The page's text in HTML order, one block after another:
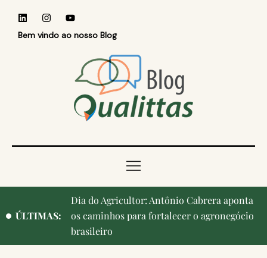
Bem vindo ao nosso Blog
ÚLTIMAS:
Dia do Agricultor: Antônio Cabrera aponta
os caminhos para fortalecer o agronegócio
brasileiro